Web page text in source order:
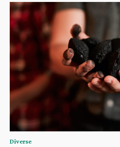
Diverse